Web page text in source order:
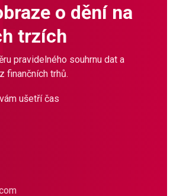
o dění na
trzích
pravidelného souhrnu dat a
finančních trhů.
ušetří čas